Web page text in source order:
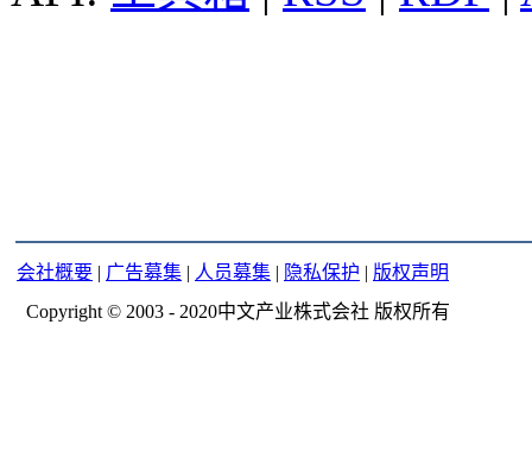
会社概要 | 广告募集 | 人员募集 | 隐私保护 | 版权声明
Copyright © 2003 - 2020中文产业株式会社 版权所有